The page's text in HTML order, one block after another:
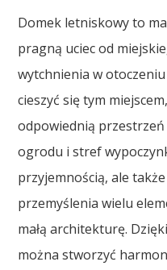
Domek letniskowy to
pragną uciec od
wytchnienia w
cieszyć się tym
odpowiednią przestrzeń
ogrodu i stref
przyjemnością, ale
przemyślenia wielu
małą architekturę.
można stworzyć